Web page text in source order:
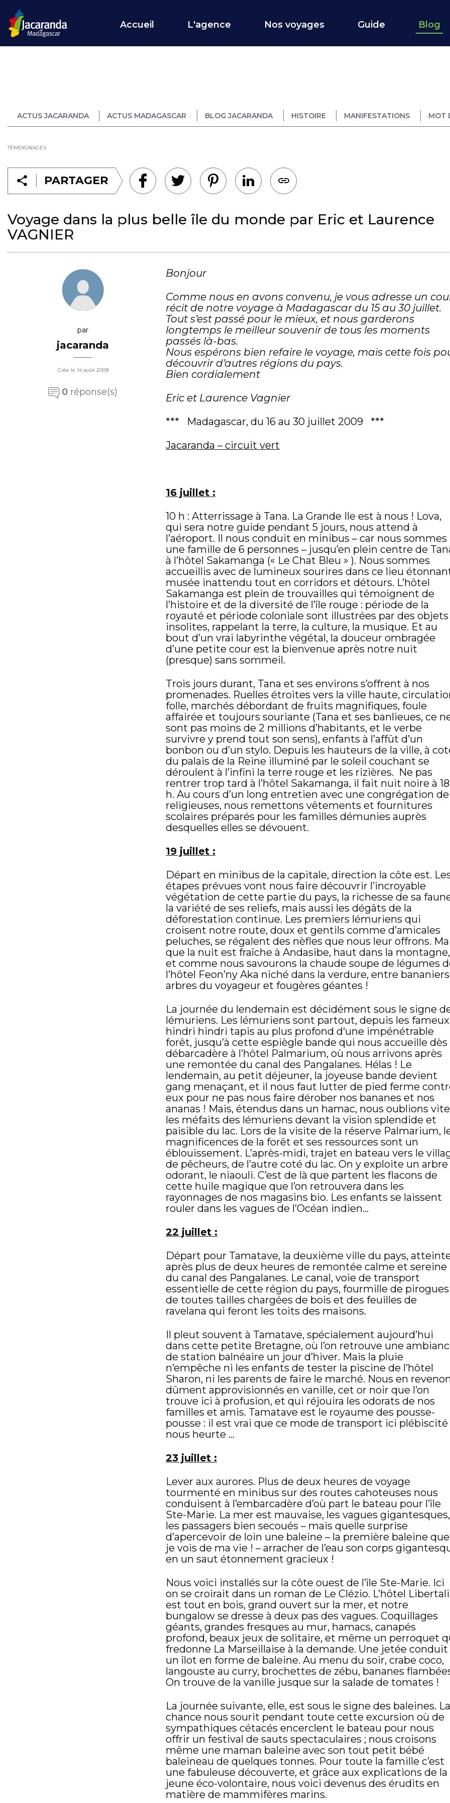
Accueil L'agence Nos voyages Guide Blog
ACTUS JACARANDA ACTUS MADAGASCAR BLOG JACARANDA HISTOIRE MANIFESTATIONS MOT
TÉMOIGNAGES
PARTAGER
Voyage dans la plus belle île du monde par Eric et Laurence
VAGNIER
par
jacaranda
Crée le 14 août 2009
0 réponse(s)
Bonjour
Comme nous en avons convenu, je vous adresse un
récit de notre voyage à Madagascar du 15 au 30 juillet.
Tout s’est passé pour le mieux, et nous garderons
longtemps le meilleur souvenir de tous les moments
passés là-bas.
Nous espérons bien refaire le voyage, mais cette fois
découvrir d’autres régions du pays.
Bien cordialement
Eric et Laurence Vagnier
***
Madagascar, du 16 au 30 juillet 2009
***
Jacaranda – circuit vert
16 juillet :
10 h : Atterrissage à Tana. La Grande Ile est à nous ! Lova,
qui sera notre guide pendant 5 jours, nous attend à
l’aéroport. Il nous conduit en minibus – car nous sommes
une famille de 6 personnes – jusqu’en plein centre de
à l’hôtel Sakamanga (« Le Chat Bleu » ). Nous sommes
accueillis avec de lumineux sourires dans ce lieu
musée inattendu tout en corridors et détours. L’hôtel
Sakamanga est plein de trouvailles qui témoignent de
l’histoire et de la diversité de l’île rouge : période de la
royauté et période coloniale sont illustrées par des objets
insolites, rappelant la terre, la culture, la musique. Et au
bout d’un vrai labyrinthe végétal, la douceur ombragée
d’une petite cour est la bienvenue après notre nuit
(presque) sans sommeil.
Trois jours durant, Tana et ses environs s’offrent à nos
promenades. Ruelles étroites vers la ville haute,
folle, marchés débordant de fruits magnifiques, foule
affairée et toujours souriante (Tana et ses banlieues, ce
sont pas moins de 2 millions d’habitants, et le verbe
survivre y prend tout son sens), enfants à l’affût d’un
bonbon ou d’un stylo. Depuis les hauteurs de la ville, à
du palais de la Reine illuminé par le soleil couchant se
déroulent à l’infini la terre rouge et les rizières. Ne pas
rentrer trop tard à l’hôtel Sakamanga, il fait nuit noire à 18
h. Au cours d’un long entretien avec une congrégation de
religieuses, nous remettons vêtements et fournitures
scolaires préparés pour les familles démunies auprès
desquelles elles se dévouent.
19 juillet :
Départ en minibus de la capitale, direction la côte est.
étapes prévues vont nous faire découvrir l’incroyable
végétation de cette partie du pays, la richesse de sa
la variété de ses reliefs, mais aussi les dégâts de la
déforestation continue. Les premiers lémuriens qui
croisent notre route, doux et gentils comme d’amicales
peluches, se régalent des nèfles que nous leur offrons.
que la nuit est fraîche à Andasibe, haut dans la montagne,
et comme nous savourons la chaude soupe de légumes
l’hôtel Feon’ny Aka niché dans la verdure, entre
arbres du voyageur et fougères géantes !
La journée du lendemain est décidément sous le signe
lémuriens. Les lémuriens sont partout, depuis les fameux
hindri hindri tapis au plus profond d‘une impénétrable
forêt, jusqu’à cette espiègle bande qui nous accueille dès
débarcadère à l’hôtel Palmarium, où nous arrivons après
une remontée du canal des Pangalanes. Hélas ! Le
lendemain, au petit déjeuner, la joyeuse bande devient
gang menaçant, et il nous faut lutter de pied ferme
eux pour ne pas nous faire dérober nos bananes et nos
ananas ! Mais, étendus dans un hamac, nous oublions vite
les méfaits des lémuriens devant la vision splendide et
paisible du lac. Lors de la visite de la réserve Palmarium,
magnificences de la forêt et ses ressources sont un
éblouissement. L’après-midi, trajet en bateau vers le
de pêcheurs, de l’autre coté du lac. On y exploite un arbre
odorant, le niaouli. C’est de là que partent les flacons de
cette huile magique que l’on retrouvera dans les
rayonnages de nos magasins bio. Les enfants se laissent
rouler dans les vagues de l’Océan indien…
22 juillet :
Départ pour Tamatave, la deuxième ville du pays,
après plus de deux heures de remontée calme et sereine
du canal des Pangalanes. Le canal, voie de transport
essentielle de cette région du pays, fourmille de pirogues
de toutes tailles chargées de bois et des feuilles de
ravelana qui feront les toits des maisons.
Il pleut souvent à Tamatave, spécialement aujourd’hui
dans cette petite Bretagne, où l’on retrouve une
de station balnéaire un jour d’hiver. Mais la pluie
n’empêche ni les enfants de tester la piscine de l’hôtel
Sharon, ni les parents de faire le marché. Nous en
dûment approvisionnés en vanille, cet or noir que l’on
trouve ici à profusion, et qui réjouira les odorats de nos
familles et amis. Tamatave est le royaume des pousse-
pousse : il est vrai que ce mode de transport ici plébiscité
nous heurte …
23 juillet :
Lever aux aurores. Plus de deux heures de voyage
tourmenté en minibus sur des routes cahoteuses nous
conduisent à l’embarcadère d’où part le bateau pour l’île
Ste-Marie. La mer est mauvaise, les vagues gigantesques,
les passagers bien secoués – mais quelle surprise
d’apercevoir de loin une baleine – la première baleine que
je vois de ma vie ! – arracher de l’eau son corps
en un saut étonnement gracieux !
Nous voici installés sur la côte ouest de l’île Ste-Marie. Ici
on se croirait dans un roman de Le Clézio. L’hôtel
est tout en bois, grand ouvert sur la mer, et notre
bungalow se dresse à deux pas des vagues. Coquillages
géants, grandes fresques au mur, hamacs, canapés
profond, beaux jeux de solitaire, et même un perroquet
fredonne La Marseillaise à la demande. Une jetée conduit
un îlot en forme de baleine. Au menu du soir, crabe coco,
langouste au curry, brochettes de zébu, bananes
On trouve de la vanille jusque sur la salade de tomates !
La journée suivante, elle, est sous le signe des baleines. La
chance nous sourit pendant toute cette excursion où de
sympathiques cétacés encerclent le bateau pour nous
offrir un festival de sauts spectaculaires ; nous croisons
même une maman baleine avec son tout petit bébé
baleineau de quelques tonnes. Pour toute la famille c’est
une fabuleuse découverte, et grâce aux explications de la
jeune éco-volontaire, nous voici devenus des érudits en
matière de mammifères marins.